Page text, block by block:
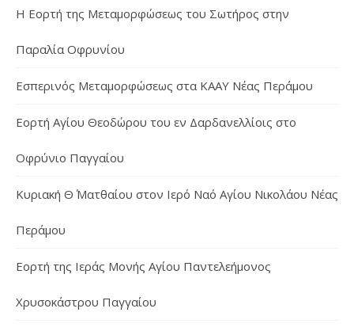
Η Εορτή της Μεταμορφώσεως του Σωτήρος στην
Παραλία Οφρυνίου
Εσπερινός Μεταμορφώσεως στα ΚΑΑΥ Νέας Περάμου
Εορτή Αγίου Θεοδώρου του εν Δαρδανελλίοις στο
Οφρύνιο Παγγαίου
Κυριακή Θ΄ Ματθαίου στον Ιερό Ναό Αγίου Νικολάου Νέας
Περάμου
Εορτή της Ιεράς Μονής Αγίου Παντελεήμονος
Χρυσοκάστρου Παγγαίου